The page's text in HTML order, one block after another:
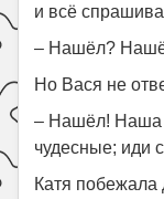
и всё
– Нашёл?
Но Вася не
– Нашёл! Наша
чудесные; иди
Катя побежала